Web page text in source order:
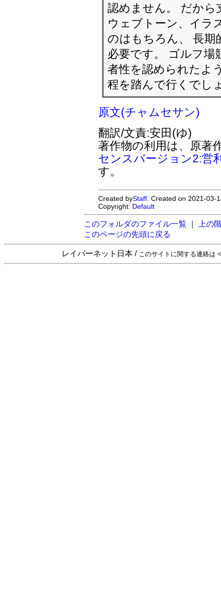
認めません。 だから
ウェブトーン、イラ
のはもちろん、 長期
必要です。 ゴルフ場
者性を認められたよ
程を踏んで行くでし
原文(チャムセサン)
翻訳/文責:安田(ゆ)
著作物の利用は、原著
センスバージョン2:営
す。
Created byStaff. Created on 2021-03-
Copyright: Default
このフォルダのファイル一覧
上の
このページの先頭に戻る
レイバーネット日本 / このサイトに関する連絡は